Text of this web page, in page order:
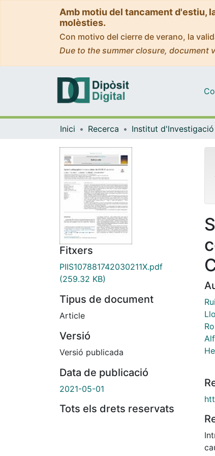
Amb motiu del tancament d'estiu,
molèsties.
Con motivo del cierre de verano, la
Due to the summer closure, document
Inici Recerca
Fitxers
PIIS107881742030211X.pdf
(259.32 KB)
Tipus de document
Article
Versió
Versió publicada
Data de publicació
2021-05-01
Tots els drets reservats